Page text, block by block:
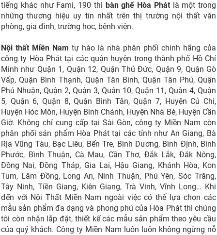
tiếng khác như Fami, 190 thì bàn ghế Hòa Phátlà một trong
những thương hiệu uy tín nhất trên thị trường nội thất văn
phòng, gia đình, trường học, bệnh viện.
Nội thất Miền Nam tự hào là nhà phân phối chính hãng của
công ty Hòa Phát tại các quận huyện trong thành phố Hồ Chí
Minh như Quận 1, Quận 12, Quận Thủ Đức, Quận 9, Quận Gò
Vấp, Quận Bình Thạnh, Quận Tân Bình, Quận Tân Phú, Quận
Phú Nhuận, Quận 2, Quận 3, Quận 10, Quận 11, Quận 4, Quận
5, Quận 6, Quận 8, Quận Bình Tân, Quận 7, Huyện Củ Chi,
Huyện Hóc Môn, Huyện Bình Chánh, Huyện Nhà Bè, Huyện Cần
Giờ. Không chỉ cung cấp tại Sài Gòn, công ty Miền Nam còn
phân phối sản phẩm Hòa Phát tại các tỉnh như An Giang, Bà
Rịa Vũng Tàu, Bạc Liêu, Bến Tre, Bình Dương, Bình Định, Bình
Phước, Bình Thuận, Cà Mau, Cần Thơ, Đắk Lắk, Đăk Nông,
Đồng Nai, Đồng Tháp, Gia Lai, Hậu Giang, Khánh Hòa, Kon
Tum, Lâm Đồng, Long An, Ninh Thuận, Phú Yên, Sóc Trăng,
Tây Ninh, Tiền Giang, Kiên Giang, Trà Vinh, Vĩnh Long… Khi
đến với Nội Thất Miền Nam ngoài việc có thể lựa chọn các
mẫu sản phẩm đa dạng và phong phú của Hòa Phát thì chúng
tôi còn nhận lắp đặt, thiết kế các mẫu sản phẩm theo yêu cầu
của quý khách. Công ty Miền Nam luôn luôn không ngừng nỗ